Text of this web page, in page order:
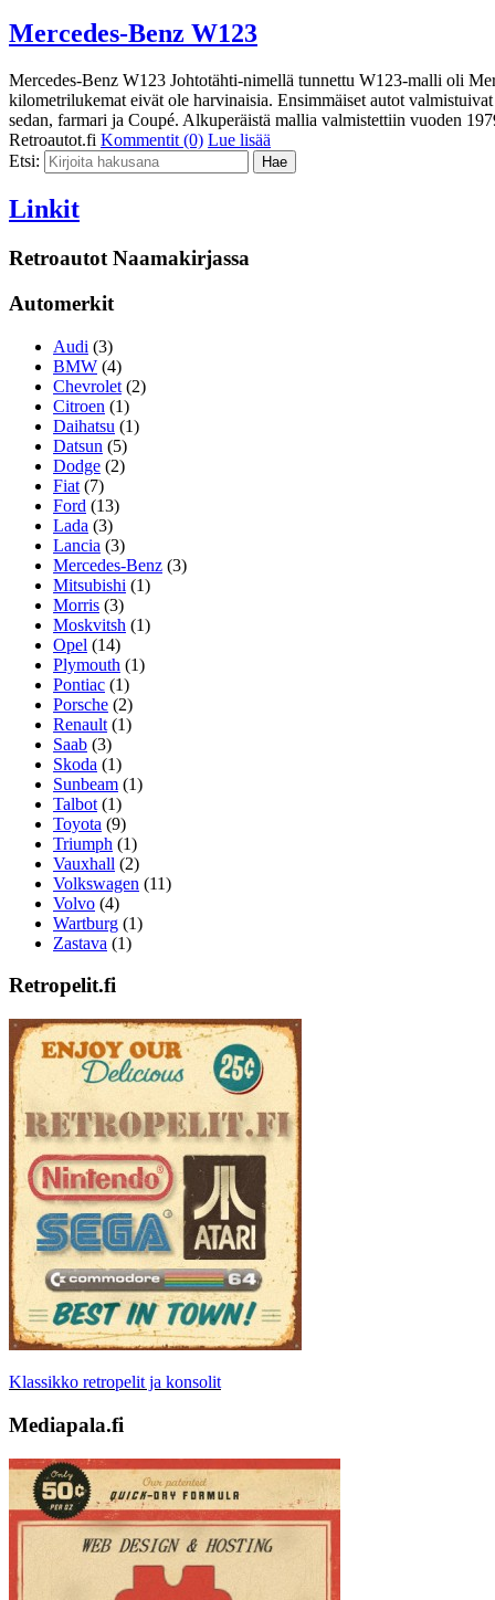
Mercedes-Benz W123
Mercedes-Benz W123 Johtotähti-nimellä tunnettu W123-malli oli
kilometrilukemat eivät ole harvinaisia. Ensimmäiset autot
sedan, farmari ja Coupé. Alkuperäistä mallia valmistettiin vuoden
Retroautot.fi Kommentit (0) Lue lisää
Etsi:
Linkit
Retroautot Naamakirjassa
Automerkit
Audi (3)
BMW (4)
Chevrolet (2)
Citroen (1)
Daihatsu (1)
Datsun (5)
Dodge (2)
Fiat (7)
Ford (13)
Lada (3)
Lancia (3)
Mercedes-Benz (3)
Mitsubishi (1)
Morris (3)
Moskvitsh (1)
Opel (14)
Plymouth (1)
Pontiac (1)
Porsche (2)
Renault (1)
Saab (3)
Skoda (1)
Sunbeam (1)
Talbot (1)
Toyota (9)
Triumph (1)
Vauxhall (2)
Volkswagen (11)
Volvo (4)
Wartburg (1)
Zastava (1)
Retropelit.fi
Klassikko retropelit ja konsolit
Mediapala.fi